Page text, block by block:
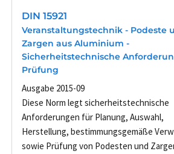
DIN 15921
Veranstaltungstechnik - Podeste
Zargen aus Aluminium -
Sicherheitstechnische
Prüfung
Ausgabe 2015-09
Diese Norm legt sicherheitstechnische
Anforderungen für Planung, Auswahl,
Herstellung, bestimmungsgemäße
sowie Prüfung von Podesten und